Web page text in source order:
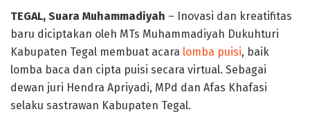
TEGAL, Suara Muhammadiyah – Inovasi dan kreatifitas
baru diciptakan oleh MTs Muhammadiyah Dukuhturi
Kabupaten Tegal membuat acara lomba puisi, baik
lomba baca dan cipta puisi secara virtual. Sebagai
dewan juri Hendra Apriyadi, MPd dan Afas Khafasi
selaku sastrawan Kabupaten Tegal.